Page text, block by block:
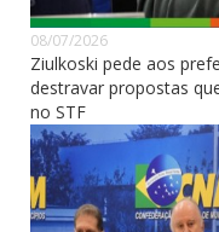
08/07/2026
Ziulkoski pede aos
destravar propostas
no STF